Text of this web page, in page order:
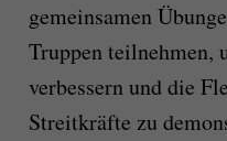
gemeinsamen
Truppen teilnehmen,
verbessern und die
Streitkräfte zu